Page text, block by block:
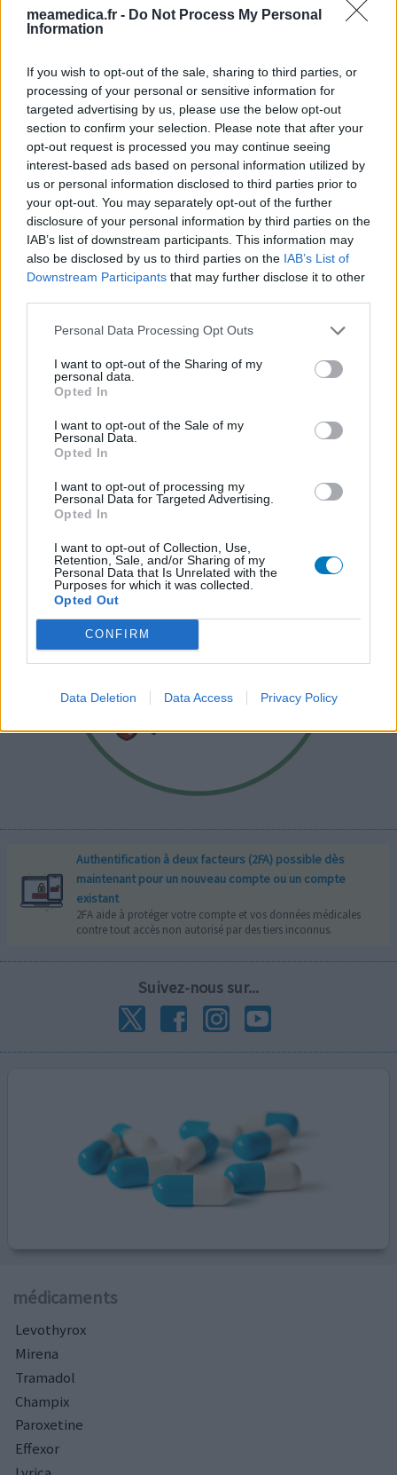
meamedica.fr - Do Not Process My Personal
Information
If you wish to opt-out of the sale, sharing to third parties, or
processing of your personal or sensitive information for
targeted advertising by us, please use the below opt-out
section to confirm your selection. Please note that after your
opt-out request is processed you may continue seeing
interest-based ads based on personal information utilized by
us or personal information disclosed to third parties prior to
your opt-out. You may separately opt-out of the further
disclosure of your personal information by third parties on the
IAB’s list of downstream participants. This information may
also be disclosed by us to third parties on the IAB’s List of
Downstream Participants that may further disclose it to other
Personal Data Processing Opt Outs
I want to opt-out of the Sharing of my
personal data.
Opted In
I want to opt-out of the Sale of my
Personal Data.
Opted In
I want to opt-out of processing my
Personal Data for Targeted Advertising.
Opted In
I want to opt-out of Collection, Use,
Retention, Sale, and/or Sharing of my
Personal Data that Is Unrelated with the
Purposes for which it was collected.
Opted Out
CONFIRM
Data Deletion Data Access Privacy Policy
Authentification à deux facteurs (2FA) possible dès
maintenant pour un nouveau compte ou un compte
existant
2FA aide à protéger votre compte et vos données médicales
contre tout accès non autorisé par des tiers inconnus.
Suivez-nous sur...
médicaments
Levothyrox
Mirena
Tramadol
Champix
Paroxetine
Effexor